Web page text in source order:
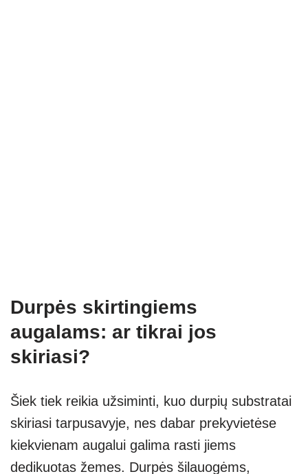
Durpės skirtingiems
augalams: ar tikrai jos
skiriasi?
Šiek tiek reikia užsiminti, kuo durpių substratai
skiriasi tarpusavyje, nes dabar prekyvietėse
kiekvienam augalui galima rasti jiems
dedikuotas žemes. Durpės šilauogėms,